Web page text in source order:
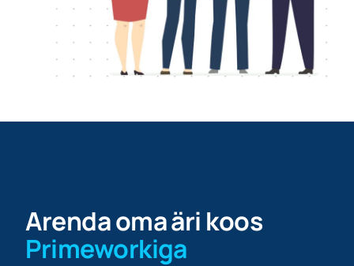
Arenda oma äri koos
Primeworkiga